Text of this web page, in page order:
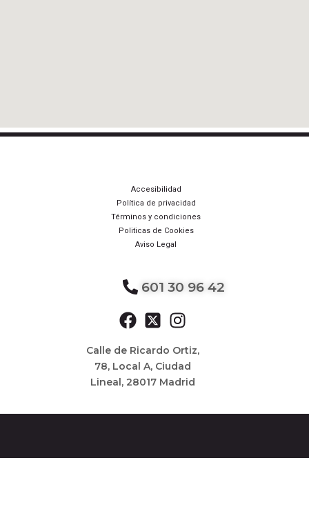
Accesibilidad
Política de privacidad
Términos y condiciones
Politicas de Cookies
Aviso Legal
601 30 96 42
Calle de Ricardo Ortiz,
78, Local A, Ciudad
Lineal, 28017 Madrid